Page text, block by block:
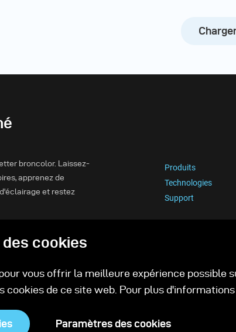
broncolor. Laissez-
apprenez de
et restez
Produits
Technologies
Support
cookies
vous offrir la meilleure expérience possible
cookies de ce site web. Pour plus
Paramètres des cookies